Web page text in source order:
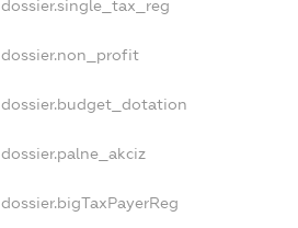
dossier.single_tax_reg
dossier.non_profit
dossier.budget_dotation
dossier.palne_akciz
dossier.bigTaxPayerReg